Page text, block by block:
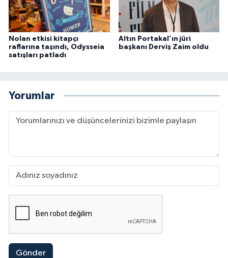
Nolan etkisi kitapçı
raflarına taşındı, Odysseia
satışları patladı
Altın Portakal’ın jüri
başkanı Derviş Zaim oldu
Yorumlar
Gönder